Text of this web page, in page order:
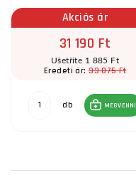
Akciós ár
31 190 Ft
Ušetříte 1 885 Ft
Eredeti ár:33 075 Ft
db MEGVENNI